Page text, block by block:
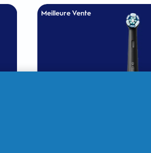
Meilleure Vente